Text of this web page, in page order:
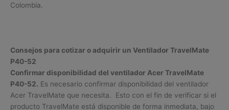
Colombia.
Consejos para cotizar o adquirir un Ventilador TravelMate
P40-52
Confirmar disponibilidad del ventilador Acer TravelMate
P40-52. Es necesario confirmar disponibilidad del ventilador
Acer TravelMate que necesita. Esto con el fin de verificar si el
producto TravelMate está disponible de forma inmediata, bajo